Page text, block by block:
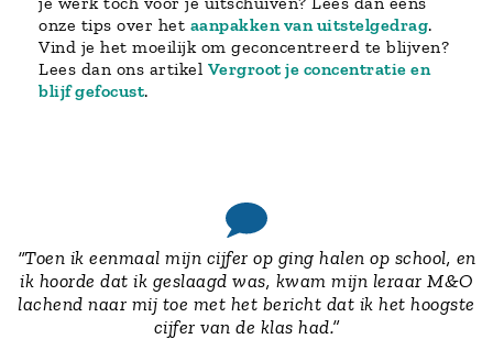
onze tips over het aanpakken van uitstelgedrag.
Vind je het moeilijk om geconcentreerd te blijven?
Lees dan ons artikel Vergroot je concentratie en
blijf gefocust.
“Toen ik eenmaal mijn cijfer op ging halen op school, en
ik hoorde dat ik geslaagd was, kwam mijn leraar M&O
lachend naar mij toe met het bericht dat ik het hoogste
cijfer van de klas had.”